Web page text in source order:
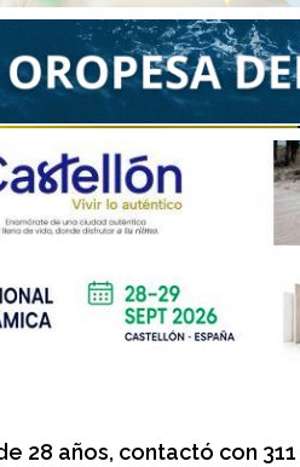
28 años, contactó con